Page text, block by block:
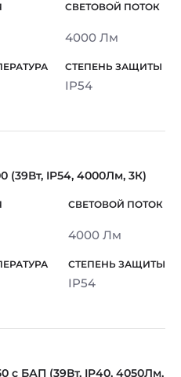
4000 Лм
IP54
(39Вт, IP54, 4000Лм, 3К)
4000 Лм
IP54
с БАП (39Вт, IP40, 4050Лм,